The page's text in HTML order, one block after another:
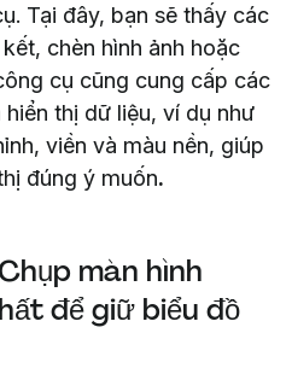
Tại đây, bạn sẽ thấy các
chèn hình ảnh hoặc
cụ cũng cung cấp các
thị dữ liệu, ví dụ như
viền và màu nền, giúp
đúng ý muốn.
màn hình
để giữ biểu đồ